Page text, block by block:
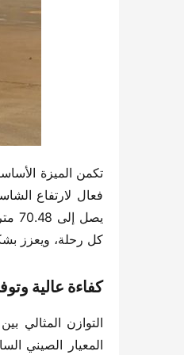
كل رحلة، ويعزز
​كفاءة عالية